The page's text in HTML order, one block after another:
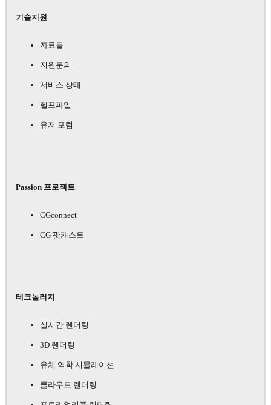
기술지원
자료들
지원문의
서비스 상태
헬프파일
유저 포럼
Passion 프로젝트
CGconnect
CG 팟캐스트
테크놀러지
실시간 렌더링
3D 렌더링
유체 역학 시뮬레이션
클라우드 렌더링